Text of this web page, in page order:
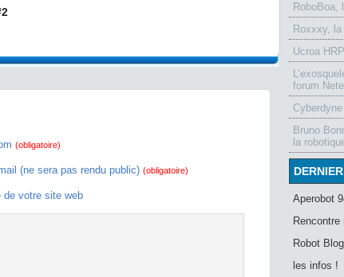
(obligatoire)
(ne sera pas rendu public) (obligatoire)
de votre site web
RoboBoa,
Roxxxy,
Ucroa
forum
Bruno
la
Aperobot
Rencontre
Robot Blog
les infos !